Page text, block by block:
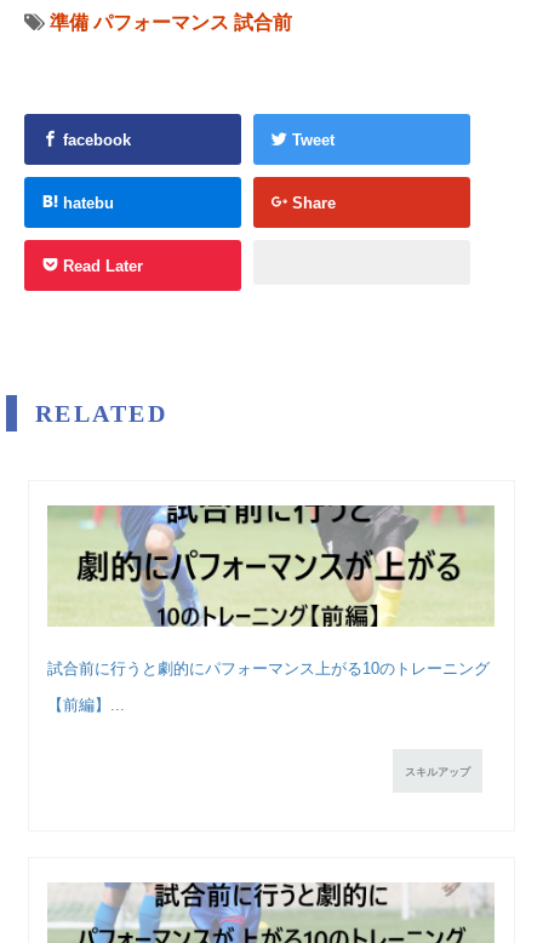
準備 パフォーマンス 試合前
facebook Tweet
hatebu Share
Read Later
RELATED
試合前に行うと劇的にパフォーマンス上がる10のトレーニング
【前編】...
スキルアップ